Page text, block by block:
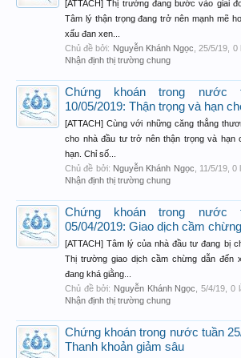
[ATTACH] Thị trường đang bước vào giai
Tâm lý thận trọng đang trở nên mạnh mẽ
xấu đan xen...
Chủ đề bởi: Nguyễn Khánh Ngọc ,25/5/19 ,
Nhận định thị trường chung
Chứng khoán trong nước
10/05/2019: Thận trọng và hạn
[ATTACH] Cùng với những căng thẳng
cho nhà đầu tư trở nên thận trọng và hạn
hạn. Chỉ số...
Chủ đề bởi: Nguyễn Khánh Ngọc 11/5/19, 0
Nhận định thị trường chung
Chứng khoán trong nước
05/04/2019: Giao dịch cầm chừng
[ATTACH] Tâm lý của nhà đầu tư đang bị
Thị trường giao dịch cầm chừng dẫn đến
đang khá giằng...
Chủ đề bởi: Nguyễn Khánh Ngọc ,5/4/19 , 0
Nhận định thị trường chung
Chứng khoán trong nước tuần
Thanh khoản giảm sâu